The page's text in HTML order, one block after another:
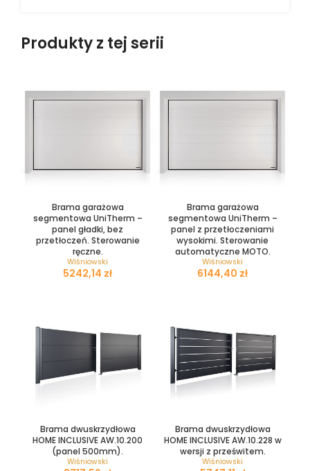
Produkty z tej serii
Brama garażowa
segmentowa UniTherm –
panel gładki, bez
przetłoczeń. Sterowanie
ręczne.
Wiśniowski
zł
Brama garażowa
segmentowa UniTherm –
panel z przetłoczeniami
wysokimi. Sterowanie
automatyczne MOTO.
Wiśniowski
zł
Brama dwuskrzydłowa
HOME INCLUSIVE AW.10.200
(panel 500mm).
Wiśniowski
Brama dwuskrzydłowa
HOME INCLUSIVE AW.10.228 w
wersji z prześwitem.
Wiśniowski